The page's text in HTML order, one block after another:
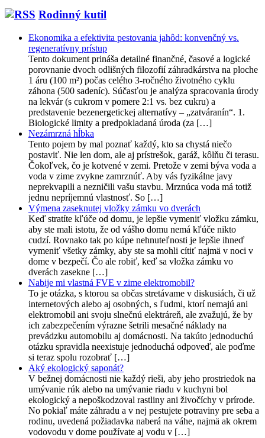
Rodinný kutil
Ekonomika a efektivita pestovania jahôd: konvenčný vs.
regeneratívny prístup
Tento dokument prináša detailné finančné, časové a logické
porovnanie dvoch odlišných filozofií záhradkárstva na ploche
1 áru (100 m²) počas celého 3-ročného životného cyklu
záhona (500 sadeníc). Súčasťou je analýza spracovania úrody
na lekvár (s cukrom v pomere 2:1 vs. bez cukru) a
predstavenie bezenergetickej alternatívy – „zatváranín“. 1.
Biologické limity a predpokladaná úroda (za […]
Nezámrzná hĺbka
Tento pojem by mal poznať každý, kto sa chystá niečo
postaviť. Nie len dom, ale aj prístrešok, garáž, kôlňu či terasu.
Čokoľvek, čo je kotvené v zemi. Pretože v zemi býva voda a
voda v zime zvykne zamrznúť. Aby vás fyzikálne javy
neprekvapili a nezničili vašu stavbu. Mrznúca voda má totiž
jednu nepríjemnú vlastnosť. So […]
Výmena zaseknutej vložky zámku vo dverách
Keď stratíte kľúče od domu, je lepšie vymeniť vložku zámku,
aby ste mali istotu, že od vášho domu nemá kľúče nikto
cudzí. Rovnako tak po kúpe nehnuteľnosti je lepšie ihneď
vymeniť všetky zámky, aby ste sa mohli cítiť najmä v noci v
dome v bezpečí. Čo ale robiť, keď sa vložka zámku vo
dverách zasekne […]
Nabije mi vlastná FVE v zime elektromobil?
To je otázka, s ktorou sa občas stretávame v diskusiách, či už
internetových alebo aj osobných, s ľudmi, ktorí nemajú ani
elektromobil ani svoju slnečnú elektráreň, ale zvažujú, že by
ich zabezpečením výrazne šetrili mesačné náklady na
prevádzku automobilu aj domácnosti. Na takúto jednoduchú
otázku spravidla neexistuje jednoduchá odpoveď, ale poďme
si teraz spolu rozobrať […]
Aký ekologický saponát?
V bežnej domácnosti nie každý rieši, aby jeho prostriedok na
umývanie rúk alebo na umývanie riadu v kuchyni bol
ekologický a nepoškodzoval rastliny ani živočíchy v prírode.
No pokiaľ máte záhradu a v nej pestujete potraviny pre seba a
rodinu, uvedená požiadavka naberá na váhe, najmä ak okrem
vodovodu v dome používate aj vodu v […]